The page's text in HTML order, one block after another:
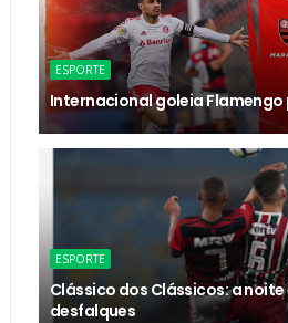
ESPORTE
Internacional goleia Flamengo
ESPORTE
Clássico dos Clássicos: a noite
desfalques